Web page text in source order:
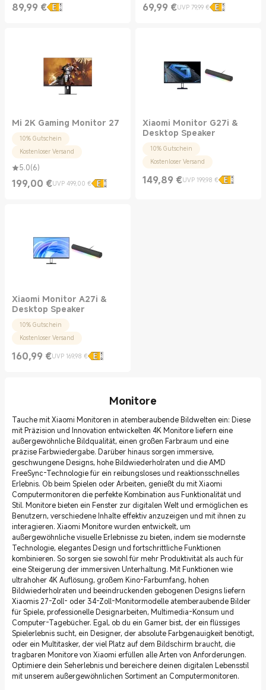
89,99 €
Current Price €89.99 69,99 €
Current Price €69.99
UVP 79,99 €
UVP 79,99 €
Mi 2K Gaming Monitor 27
10% Gutschein
Kostenloser Versand
5.0(6)
199,00 €
Current Price €199.00
UVP 499,00 €
UVP 499,00 €
Xiaomi Monitor G27i &
Desktop Speaker
10% Gutschein
Kostenloser Versand
149,89 €
Current Price €149.89
UVP 199,98 €
UVP 199,98 €
Xiaomi Monitor A27i &
Desktop Speaker
10% Gutschein
Kostenloser Versand
160,99 €
Current Price €160.99
UVP 169,98 €
UVP 169,98 €
Monitore
Tauche mit Xiaomi Monitoren in atemberaubende Bildwelten ein: Diese
mit Präzision und Innovation entwickelten 4K Monitore liefern eine
außergewöhnliche Bildqualität, einen großen Farbraum und eine
präzise Farbwiedergabe. Darüber hinaus sorgen immersive,
geschwungene Designs, hohe Bildwiederholraten und die AMD
FreeSync-Technologie für ein reibungsloses und reaktionsschnelles
Erlebnis. Ob beim Spielen oder Arbeiten, genießt du mit Xiaomi
Computermonitoren die perfekte Kombination aus Funktionalität und
Stil. Monitore bieten ein Fenster zur digitalen Welt und ermöglichen es
Benutzern, verschiedene Inhalte effektiv anzuzeigen und mit ihnen zu
interagieren. Xiaomi Monitore wurden entwickelt, um
außergewöhnliche visuelle Erlebnisse zu bieten, indem sie modernste
Technologie, elegantes Design und fortschrittliche Funktionen
kombinieren. So sorgen sie sowohl für mehr Produktivität als auch für
eine Steigerung der immersiven Unterhaltung. Mit Funktionen wie
ultrahoher 4K Auflösung, großem Kino-Farbumfang, hohen
Bildwiederholraten und beeindruckenden gebogenen Designs liefern
Xiaomis 27-Zoll- oder 34-Zoll-Monitormodelle atemberaubende Bilder
für Spiele, professionelle Designarbeiten, Multimedia-Konsum und
Computer-Tagebücher. Egal, ob du ein Gamer bist, der ein flüssiges
Spielerlebnis sucht, ein Designer, der absolute Farbgenauigkeit benötigt,
oder ein Multitasker, der viel Platz auf dem Bildschirm braucht, die
tragbaren Monitore von Xiaomi erfüllen alle Arten von Anforderungen.
Optimiere dein Seherlebnis und bereichere deinen digitalen Lebensstil
mit unserem außergewöhnlichen Sortiment an Computermonitoren.